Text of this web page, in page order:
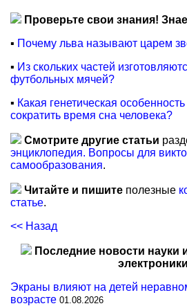
Проверьте свои знания!
▪ Почему льва называют царем
▪ Из скольких частей
футбольных мячей?
▪ Какая генетическая
сократить время сна человека?
Смотрите другие статьи
энциклопедия. Вопросы для
самообразования.
Читайте и пишите полезные
статье.
<< Назад
Последние новости науки
Экраны влияют на детей
возрасте 01.08.2026